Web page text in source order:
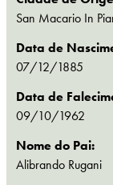
San Macario In
Data de
07/12/1885
Data de
09/10/1962
Nome do Pai:
Alibrando Rugani